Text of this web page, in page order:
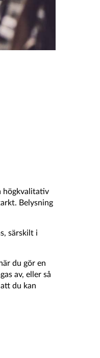
högkvalitativ
Belysning
särskilt i
du gör en
av, eller så
du kan